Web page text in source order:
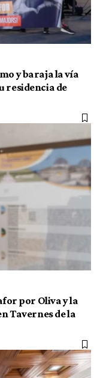
y baraja la vía
residencia de
por Oliva y la
Tavernes de la